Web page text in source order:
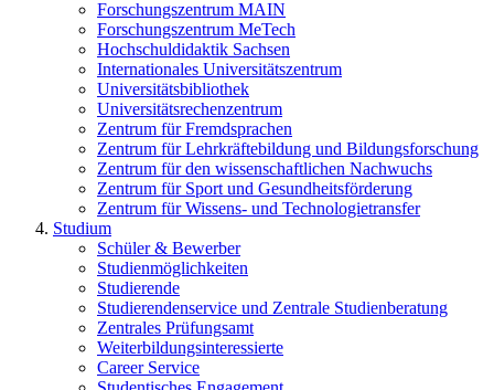
Forschungszentrum MAIN
Forschungszentrum MeTech
Hochschuldidaktik Sachsen
Internationales Universitätszentrum
Universitätsbibliothek
Universitätsrechenzentrum
Zentrum für Fremdsprachen
Zentrum für Lehrkräftebildung und Bildungsforschung
Zentrum für den wissenschaftlichen Nachwuchs
Zentrum für Sport und Gesundheitsförderung
Zentrum für Wissens- und Technologietransfer
Studium
Schüler & Bewerber
Studienmöglichkeiten
Studierende
Studierendenservice und Zentrale Studienberatung
Zentrales Prüfungsamt
Weiterbildungs­interessierte
Career Service